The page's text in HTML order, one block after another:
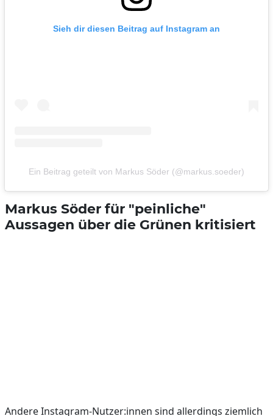
Sieh dir diesen Beitrag auf Instagram an
Ein Beitrag geteilt von Markus Söder (@markus.soeder)
Markus Söder für "peinliche"
Aussagen über die Grünen kritisiert
Andere Instagram-Nutzer:innen sind allerdings ziemlich